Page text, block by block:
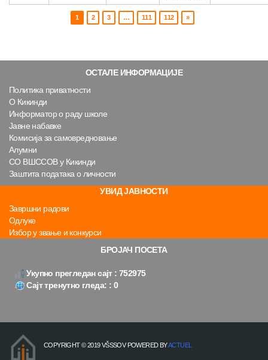
1 2 3 … 111 112 »
ОСТАЛЕ ИНФОРМАЦИЈЕ
Политика приватности
О Кикинди
Информатор о раду школе
Јавне набавке
Комисија за самовредновање
Алумни
СО ВШССОВ у Кикинди
Заштита података о личности
УВИД ЈАВНОСТИ
Завршни радови
Одлуке
Избор у звање и конкурси
БРОЈАЧ ПОСЕТА
Укупно прегледан сајт : 752975
Сајт тренутно гледа: : 0
COPYRIGHT © 2019 VŠSSOV POWERED BYACTUEL